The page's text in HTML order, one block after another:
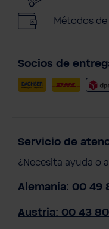
Métodos
Socios de
Servicio de
¿Necesita ayuda o
Alemania: 00 49
Austria: 00 43